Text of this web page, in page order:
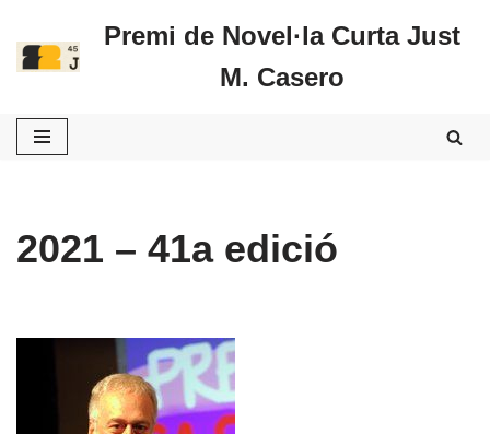
Vés
Premi de Novel·la Curta Just
M. Casero
2021 – 41a edició